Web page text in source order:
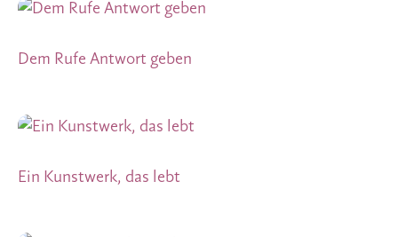
Dem Rufe Antwort geben
Ein Kunstwerk, das lebt